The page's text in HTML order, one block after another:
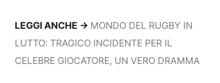
LEGGI ANCHE -> MONDO DEL RUGBY IN
LUTTO: TRAGICO INCIDENTE PER IL
CELEBRE GIOCATORE, UN VERO DRAMMA